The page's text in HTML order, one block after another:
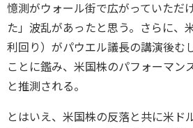
憶測がウォール街で広がっていただ
た」波乱があったと思う。さらに、
利回り）がパウエル議長の講演後む
ことに鑑み、米国株のパフォーマン
と推測される。
とはいえ、米国株の反落と共に米ド